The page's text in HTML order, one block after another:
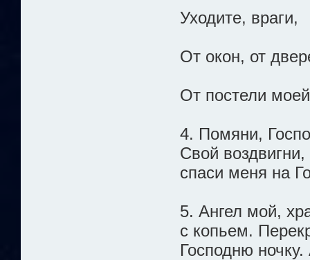
Уходите, враги,
От окон, от
От постели
4. Помяни,
Свой
спаси меня на
5. Ангел мой,
с копьем.
Господню